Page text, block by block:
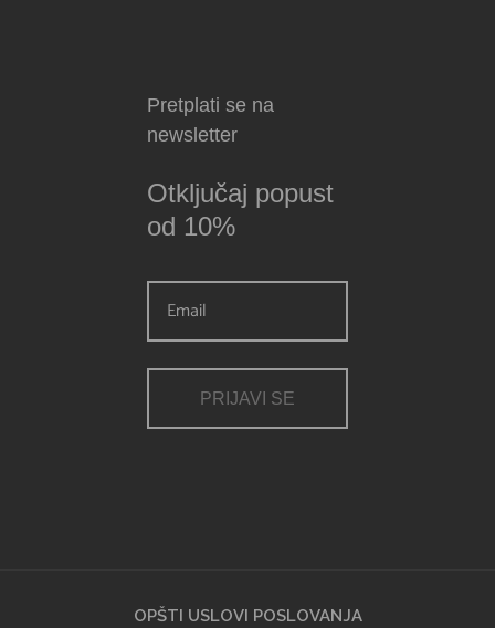
Pretplati se na
newsletter
Otključaj popust
od 10%
PRIJAVI SE
OPŠTI USLOVI POSLOVANJA